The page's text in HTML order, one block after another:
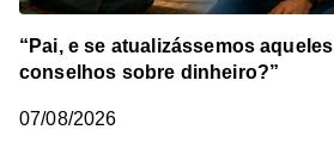
“Pai, e se atualizássemos aqueles
conselhos sobre dinheiro?”
07/08/2026